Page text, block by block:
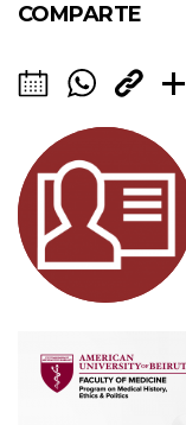
COMPARTE